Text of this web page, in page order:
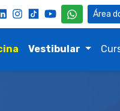
Vestibular